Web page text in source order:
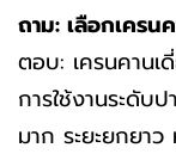
ถาม: เลือกเคร
ตอบ: เครนคานเ
การใช้งานระดับ
มาก ระยะยกยา